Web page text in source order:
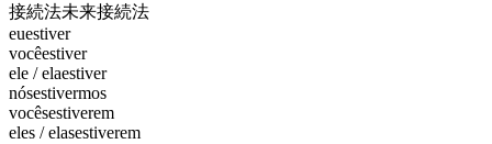
接続法未来接続法
euestiver
vocêestiver
ele / elaestiver
nósestivermos
vocêsestiverem
eles / elasestiverem